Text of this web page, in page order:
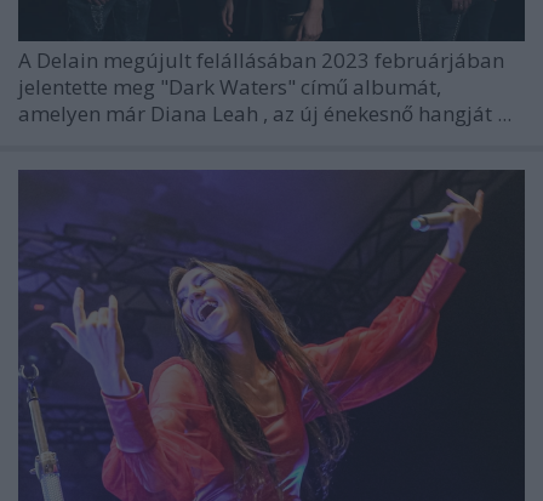
A Delain megújult felállásában 2023 februárjában
jelentette meg "Dark Waters" című albumát,
amelyen már Diana Leah , az új énekesnő hangját ...